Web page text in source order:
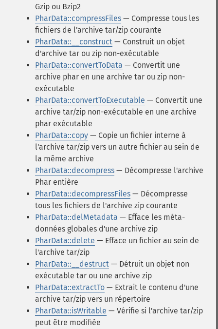
Gzip ou Bzip2
PharData::compressFiles — Compresse tous les
fichiers de l'archive tar/zip courante
PharData::__construct — Construit un objet
d'archive tar ou zip non-exécutable
PharData::convertToData — Convertit une
archive phar en une archive tar ou zip non-
exécutable
PharData::convertToExecutable — Convertit une
archive tar/zip non-exécutable en une archive
phar exécutable
PharData::copy — Copie un fichier interne à
l'archive tar/zip vers un autre fichier au sein de
la même archive
PharData::decompress — Décompresse l'archive
Phar entière
PharData::decompressFiles — Décompresse
tous les fichiers de l'archive zip courante
PharData::delMetadata — Efface les méta-
données globales d'une archive zip
PharData::delete — Efface un fichier au sein de
l'archive tar/zip
PharData::__destruct — Détruit un objet non
exécutable tar ou une archive zip
PharData::extractTo — Extrait le contenu d'une
archive tar/zip vers un répertoire
PharData::isWritable — Vérifie si l'archive tar/zip
peut être modifiée